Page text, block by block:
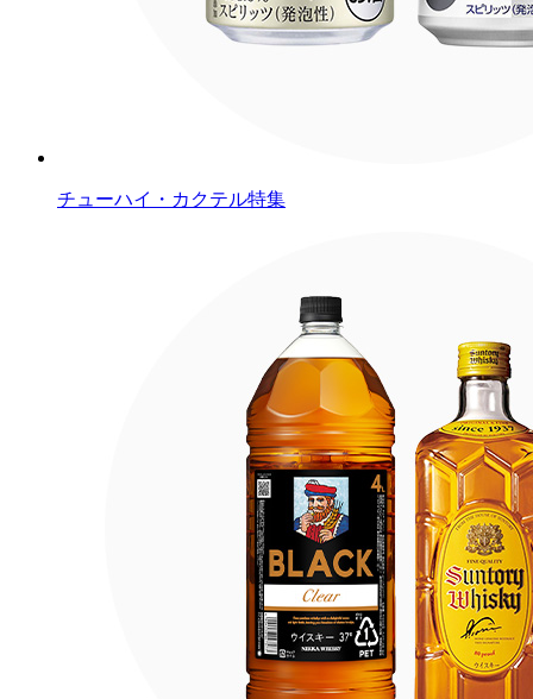
チューハイ・カクテル特集